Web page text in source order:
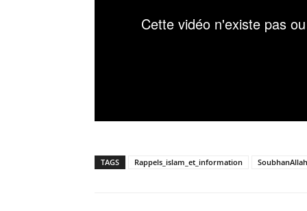
TAGS Rappels_islam_et_information SoubhanAllah